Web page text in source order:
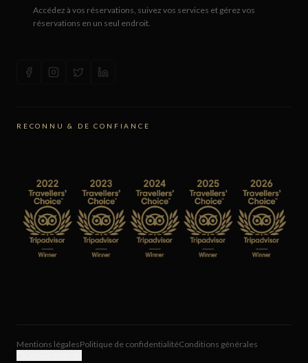
Accédez à vos réservations, suivez vos services et gérez vos
réservations en un seul endroit.
RECONNU & DE CONFIANCE
Mentions légalesPolitique de confidentialitéConditions générales